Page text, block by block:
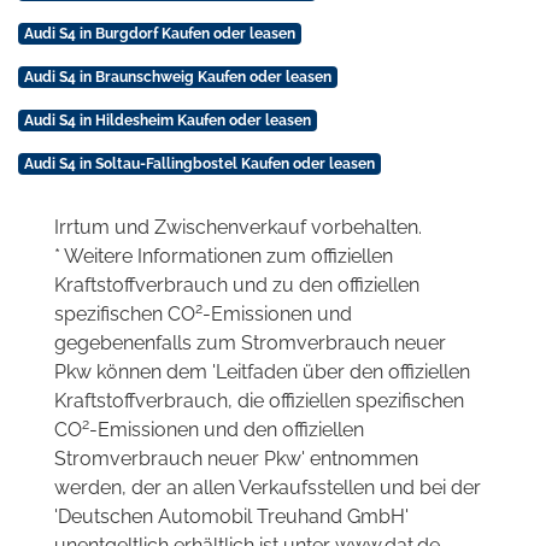
Audi S4 in Burgdorf Kaufen oder leasen
Audi S4 in Braunschweig Kaufen oder leasen
Audi S4 in Hildesheim Kaufen oder leasen
Audi S4 in Soltau-Fallingbostel Kaufen oder leasen
Irrtum und Zwischenverkauf vorbehalten.
* Weitere Informationen zum offiziellen
Kraftstoffverbrauch und zu den offiziellen
spezifischen CO2-Emissionen und
gegebenenfalls zum Stromverbrauch neuer
Pkw können dem 'Leitfaden über den offiziellen
Kraftstoffverbrauch, die offiziellen spezifischen
CO2-Emissionen und den offiziellen
Stromverbrauch neuer Pkw' entnommen
werden, der an allen Verkaufsstellen und bei der
'Deutschen Automobil Treuhand GmbH'